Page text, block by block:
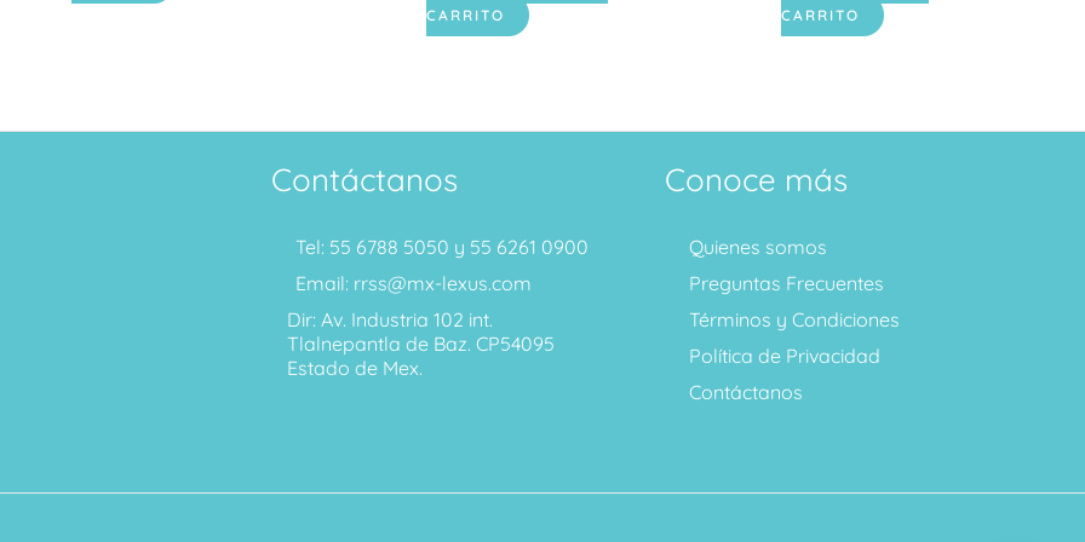
CARRITO CARRITO
Contáctanos
Tel: 55 6788 5050 y 55 6261 0900
Email: rrss@mx-lexus.com
Dir: Av. Industria 102 int.
Tlalnepantla de Baz. CP54095
Estado de Mex.
Conoce más
Quienes somos
Preguntas Frecuentes
Términos y Condiciones
Política de Privacidad
Contáctanos